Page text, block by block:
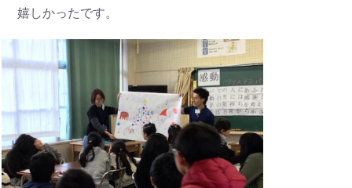
嬉しかったです。